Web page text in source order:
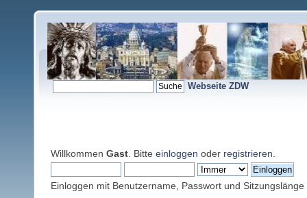
Webseite ZDW
Willkommen Gast . Bitte einloggen oder registrieren
Einloggen mit Benutzername, Passwort und Sitzungslänge